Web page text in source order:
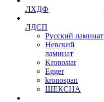
ЛХДФ
ЛДСП
Русский ламинат
Невский
ламинат
Kronostar
Egger
kronospan
ШЕКСНА